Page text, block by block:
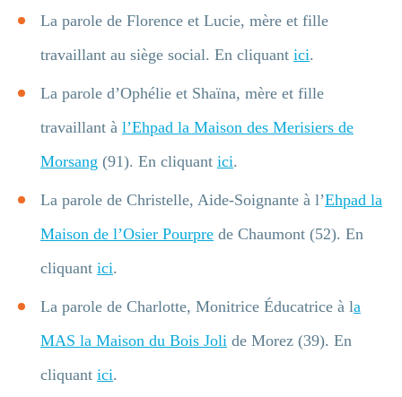
La parole de Florence et Lucie, mère et fille
travaillant au siège social. En cliquant ici.
La parole d’Ophélie et Shaïna, mère et fille
travaillant à l’Ehpad la Maison des Merisiers de
Morsang (91). En cliquant ici.
La parole de Christelle, Aide-Soignante à l’Ehpad la
Maison de l’Osier Pourpre de Chaumont (52). En
cliquant ici.
La parole de Charlotte, Monitrice Éducatrice à la
MAS la Maison du Bois Joli de Morez (39). En
cliquant ici.